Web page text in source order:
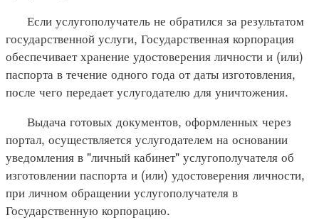
Если услугополучатель не обратился за результатом
государственной услуги, Государственная корпорация
обеспечивает хранение удостоверения личности и (или)
паспорта в течение одного года от даты изготовления,
после чего передает услугодателю для уничтожения.
Выдача готовых документов, оформленных через
портал, осуществляется услугодателем на основании
уведомления в "личный кабинет" услугополучателя об
изготовлении паспорта и (или) удостоверения личности,
при личном обращении услугополучателя в
Государственную корпорацию.